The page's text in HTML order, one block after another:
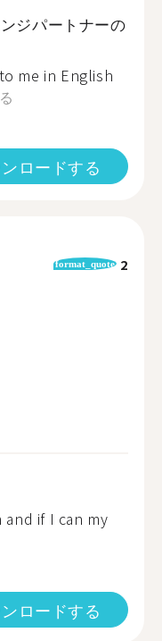
ジパートナーの
me in English
ロードする
format_quote 2
if I can my
ロードする